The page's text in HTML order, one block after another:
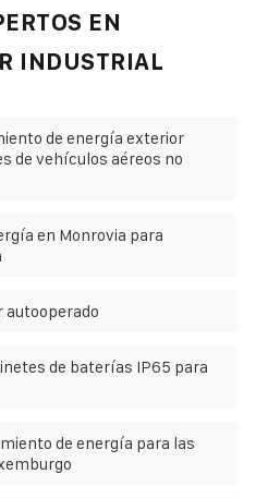
EN
INDUSTRIAL
de energía exterior
de vehículos aéreos no
en Monrovia para
autooperado
de baterías IP65 para
de energía para las